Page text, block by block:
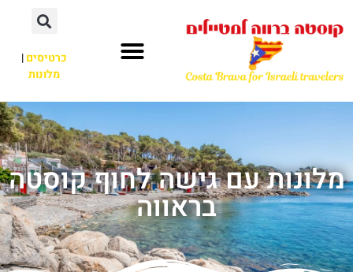
כרטיסים|
מלונות
מלונות עם גישה לחוף קוסטה
בראווה